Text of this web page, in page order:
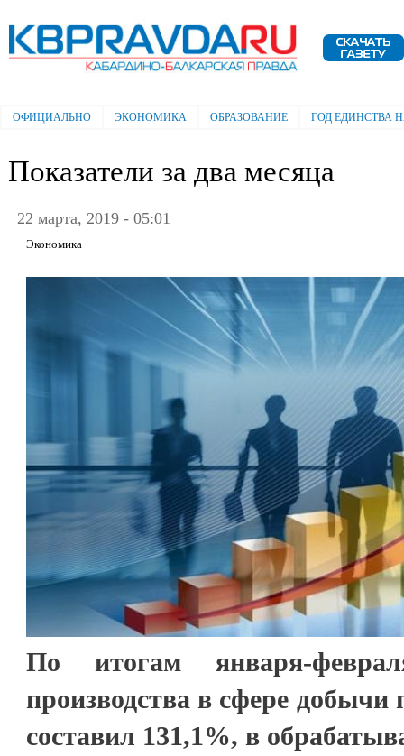
Электронная газета "Кабардино-
Балкарская правда"
Главное меню
ОФИЦИАЛЬНО ЭКОНОМИКА ОБРАЗОВАНИЕ ГОД ЕДИНСТВА
Показатели за два месяца
22 марта, 2019 - 05:01
Экономика
По итогам января-
производства в сфере
составил 131,1%, в